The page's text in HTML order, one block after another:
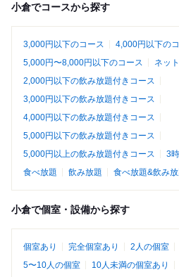
小倉でコースから探す
3,000円以下のコース
4,000円以下の
5,000円〜8,000円以下のコース
ネッ
2,000円以下の飲み放題付きコース
3,000円以下の飲み放題付きコース
4,000円以下の飲み放題付きコース
5,000円以下の飲み放題付きコース
5,000円以上の飲み放題付きコース
3
食べ放題
飲み放題 食べ放題&飲み
小倉で個室・設備から探す
個室あり 完全個室あり 2人の個室
5〜10人の個室
10人未満の個室あり